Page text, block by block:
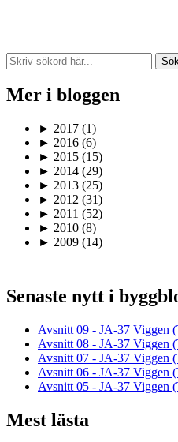
Sök
Mer i bloggen
► 2017 (1)
► 2016 (6)
► 2015 (15)
► 2014 (29)
► 2013 (25)
► 2012 (31)
► 2011 (52)
► 2010 (8)
► 2009 (14)
Senaste nytt i
Avsnitt 09 - JA-37 Viggen
Avsnitt 08 - JA-37 Viggen
Avsnitt 07 - JA-37 Viggen
Avsnitt 06 - JA-37 Viggen
Avsnitt 05 - JA-37 Viggen
Mest lästa